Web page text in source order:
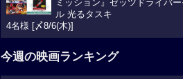
ミッション』ゼッツドライバ
ル 光るタスキ
4名様 [〆8/6(木)]
今週の映画ランキング